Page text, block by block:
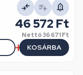
46 572 Ft
Nettó36 671 Ft
KOSÁRBA